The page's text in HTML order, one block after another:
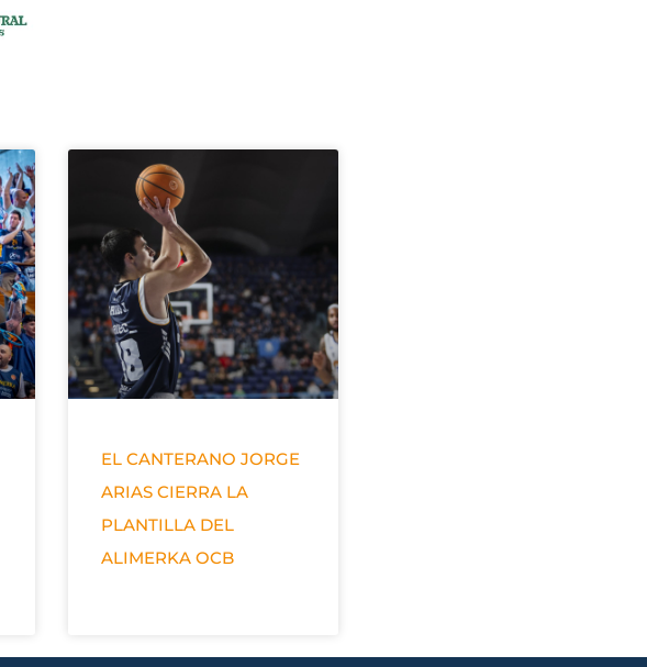
EL CANTERANO JORGE
ARIAS CIERRA LA
PLANTILLA DEL
ALIMERKA OCB